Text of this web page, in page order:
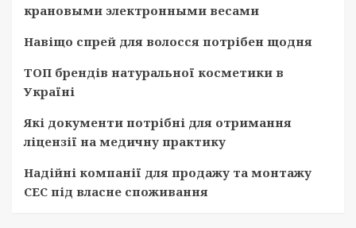
крановыми электронными весами
Навіщо спрей для волосся потрібен щодня
ТОП брендів натуральної косметики в
Україні
Які документи потрібні для отримання
ліцензії на медичну практику
Надійні компанії для продажу та монтажу
СЕС під власне споживання